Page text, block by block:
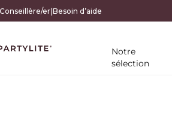
er|Besoin d’aide
Notre
sélection